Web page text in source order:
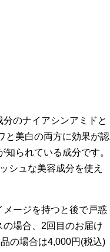
のナイアシンアミドと
と美白の両方に効果が認
られている成分です。
シュな美容成分を使え
ージを持つと後で戸惑
場合、2回目のお届け
の場合は4,000円(税込)